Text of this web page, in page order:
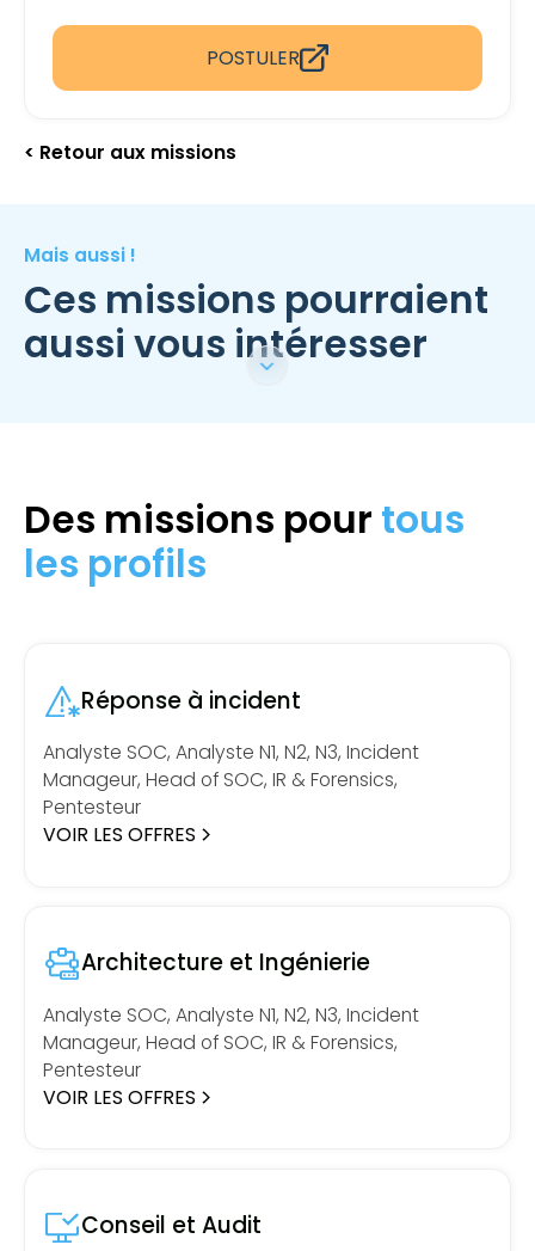
POSTULER
< Retour aux missions
Mais aussi !
Ces missions pourraient
aussi vous intéresser
Des missions pour tous
les profils
Réponse à incident
Analyste SOC, Analyste N1, N2, N3, Incident
Manageur, Head of SOC, IR & Forensics,
Pentesteur
VOIR LES OFFRES
Architecture et Ingénierie
Analyste SOC, Analyste N1, N2, N3, Incident
Manageur, Head of SOC, IR & Forensics,
Pentesteur
VOIR LES OFFRES
Conseil et Audit